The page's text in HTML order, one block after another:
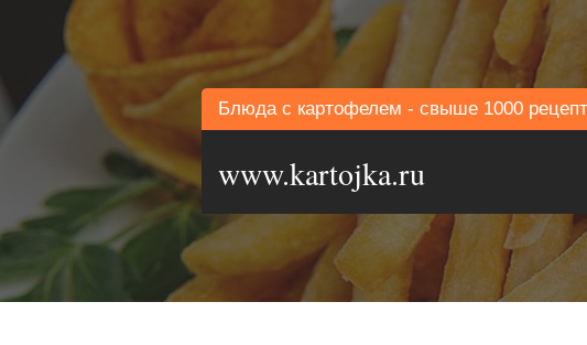
Блюда с картофелем - свыше 1000
www.kartojka.ru